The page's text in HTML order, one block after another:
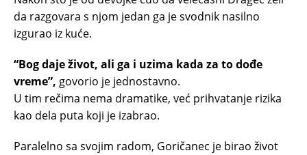
da razgovara s njom jedan ga je svodnik nasilno
izgurao iz kuće.
“Bog daje život, ali ga i uzima kada za to dođe
vreme”, govorio je jednostavno.
U tim rečima nema dramatike, već prihvatanje rizika
kao dela puta koji je izabrao.
Paralelno sa svojim radom, Goričanec je birao život